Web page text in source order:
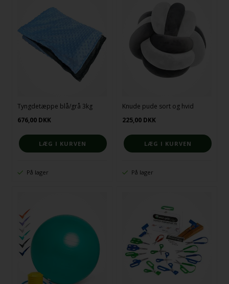
Tyngdetæppe blå/grå 3kg
676,00 DKK
På lager
Knude pude sort og hvid
225,00 DKK
På lager